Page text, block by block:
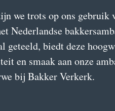
we trots op ons gebruik
Nederlandse
geteeld, biedt deze
en smaak aan onze
bij Bakker Verkerk.